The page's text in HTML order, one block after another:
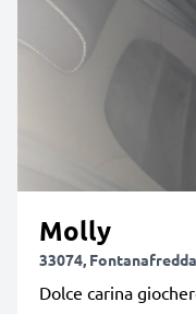
Molly
33074, Fontanafredda
Dolce carina